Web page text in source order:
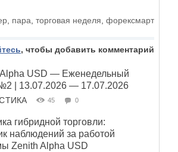
пара торговая неделя форексмарт
, чтобы добавить комментарий
USD — Еженедельный
| 13.07.2026 — 17.07.2026
45 0
гибридной торговли:
наблюдений за работой
Zenith Alpha USD